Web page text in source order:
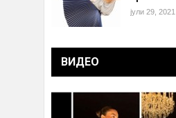
јули 29, 2021
ВИДЕО